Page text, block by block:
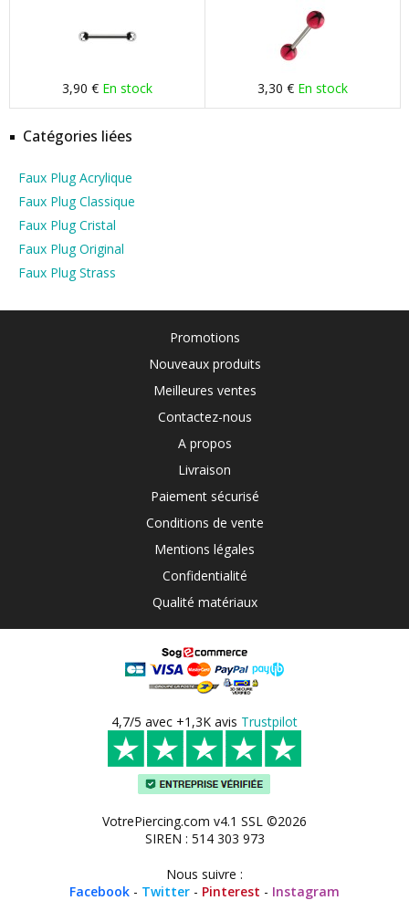
3,90 € En stock 3,30 € En stock
Catégories liées
Faux Plug Acrylique
Faux Plug Classique
Faux Plug Cristal
Faux Plug Original
Faux Plug Strass
Promotions
Nouveaux produits
Meilleures ventes
Contactez-nous
A propos
Livraison
Paiement sécurisé
Conditions de vente
Mentions légales
Confidentialité
Qualité matériaux
4,7/5 avec +1,3K avis Trustpilot
VotrePiercing.com v4.1 SSL ©2026
SIREN : 514 303 973
Nous suivre :
Facebook - Twitter - Pinterest - Instagram